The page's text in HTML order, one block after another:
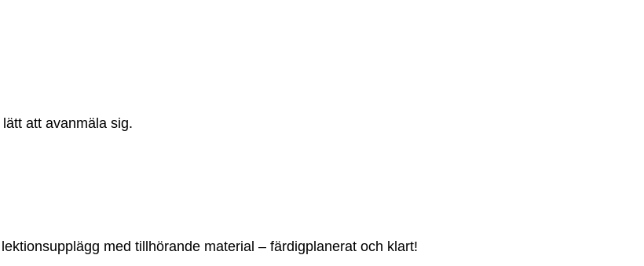
att avanmäla sig.
med tillhörande material – färdigplanerat och klart!